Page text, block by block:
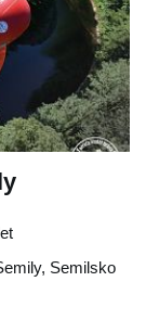
, Semilsko